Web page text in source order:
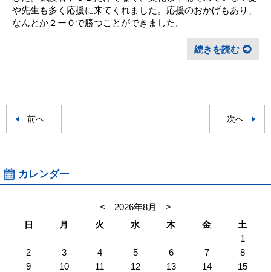
や先生も多く応援に来てくれました。応援のおかげもあり、
なんとか２ー０で勝つことができました。
続きを読む
前へ 次へ
カレンダー
< 2026年8月
>
日
月 火 水 木 金
土
1
2
3 4 5 6 7
8
9
10 11 12 13 14
15